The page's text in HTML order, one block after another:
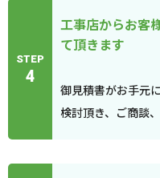
STEP
4
工事店からお客
て頂きます
御見積書がお手元
検討頂き、ご商談